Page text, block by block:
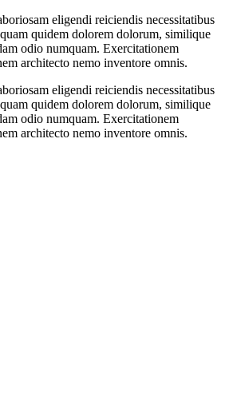
eligendi reiciendis necessitatibus
quidem dolorem dolorum, similique
odio numquam. Exercitationem
architecto nemo inventore omnis.
eligendi reiciendis necessitatibus
quidem dolorem dolorum, similique
odio numquam. Exercitationem
architecto nemo inventore omnis.